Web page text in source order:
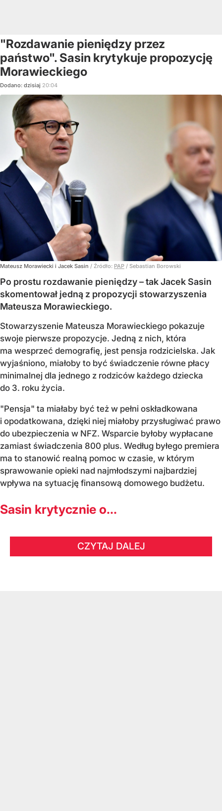
"Rozdawanie pieniędzy przez
państwo". Sasin krytykuje propozycję
Morawieckiego
Dodano: dzisiaj 20:04
Mateusz Morawiecki i Jacek Sasin / Źródło: PAP / Sebastian Borowski
Po prostu rozdawanie pieniędzy – tak Jacek Sasin
skomentował jedną z propozycji stowarzyszenia
Mateusza Morawieckiego.
Stowarzyszenie Mateusza Morawieckiego pokazuje
swoje pierwsze propozycje. Jedną z nich, która
ma wesprzeć demografię, jest pensja rodzicielska. Jak
wyjaśniono, miałoby to być świadczenie równe płacy
minimalnej dla jednego z rodziców każdego dziecka
do 3. roku życia.
"Pensja" ta miałaby być też w pełni oskładkowana
i opodatkowana, dzięki niej miałoby przysługiwać prawo
do ubezpieczenia w NFZ. Wsparcie byłoby wypłacane
zamiast świadczenia 800 plus. Według byłego premiera
ma to stanowić realną pomoc w czasie, w którym
sprawowanie opieki nad najmłodszymi najbardziej
wpływa na sytuację finansową domowego budżetu.
Sasin krytycznie o...
CZYTAJ DALEJ